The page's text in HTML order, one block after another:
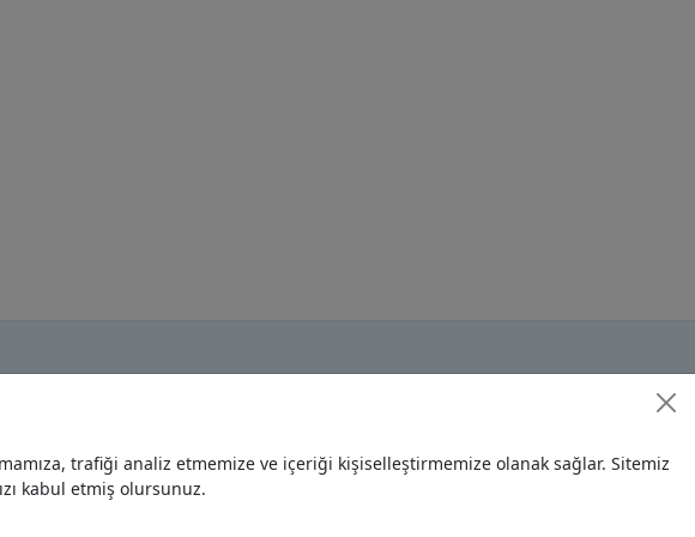
trafiği analiz etmemize ve içeriği kişiselleştirmemize olanak sağlar. Sitemiz
kabul etmiş olursunuz.